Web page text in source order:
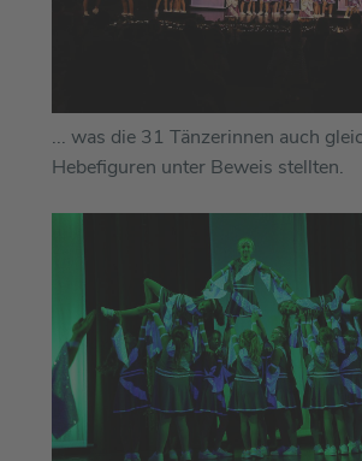
... was die 31 Tänzerinnen auch
Hebefiguren unter Beweis stellten.